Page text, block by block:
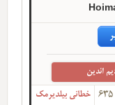
ائدین
635 خطانی بیلدیرمک